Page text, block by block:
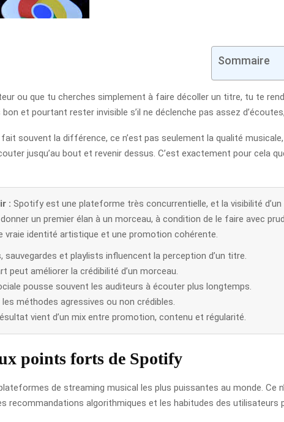
Sommaire
ou que tu cherches simplement à faire décoller un titre, tu te
et pourtant rester invisible s’il ne déclenche pas assez
souvent la différence, ce n’est pas seulement la qualité
jusqu’au bout et revenir dessus. C’est exactement pour cela
: Spotify est une plateforme très concurrentielle, et la visibilité
un premier élan à un morceau, à condition de le faire avec
vraie identité artistique et une promotion cohérente.
sauvegardes et playlists influencent la perception d’un titre.
peut améliorer la crédibilité d’un morceau.
pousse souvent les auditeurs à écouter plus longtemps.
méthodes agressives ou non crédibles.
vient d’un mix entre promotion, contenu et régularité.
points forts de Spotify
de streaming musical les plus puissantes au monde. Ce
recommandations algorithmiques et les habitudes des utilisateurs